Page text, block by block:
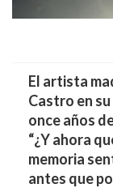
El artista
Castro en
once años
“¿Y ahora
memoria
antes que